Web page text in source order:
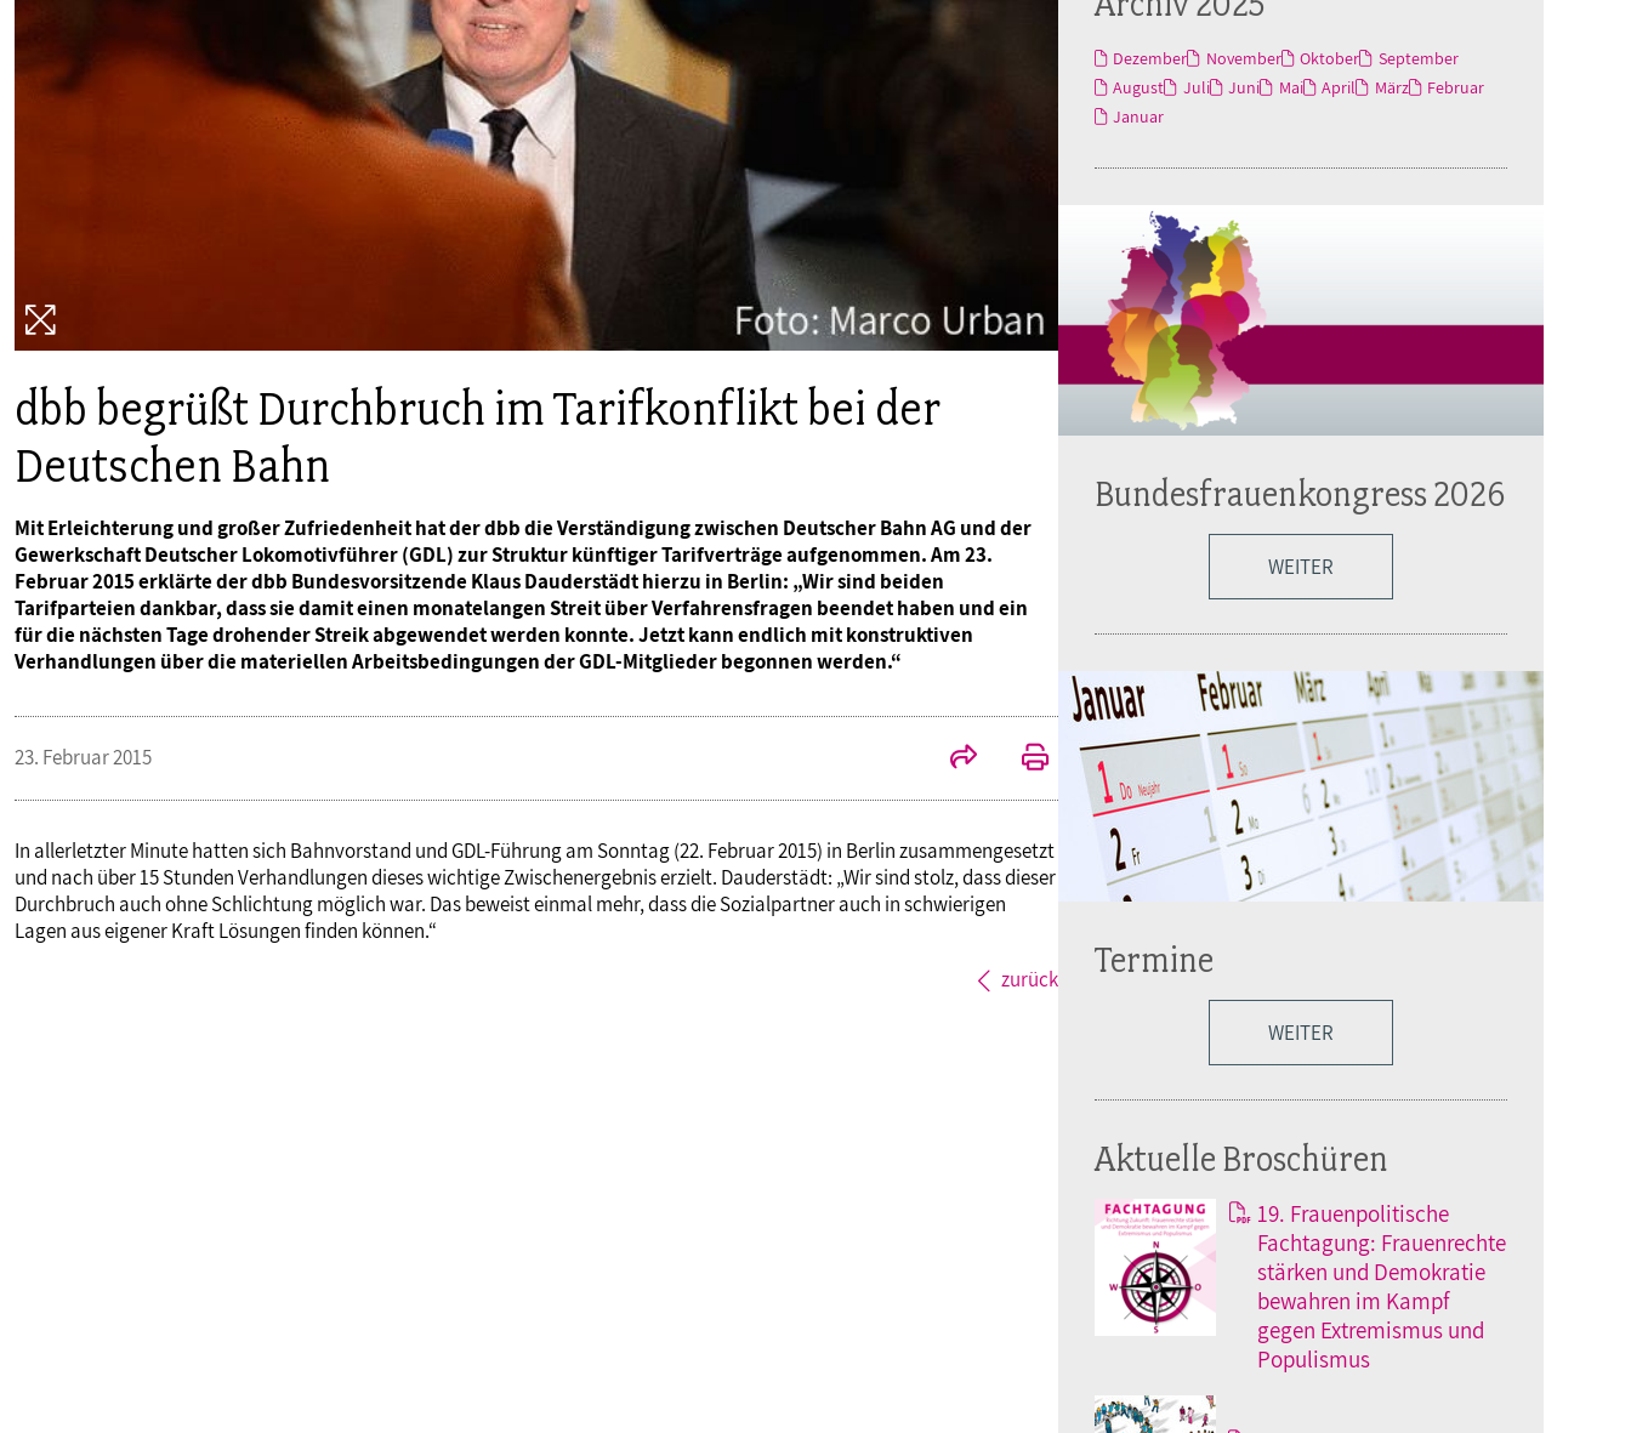
Mitgliedsgewerkschaften
Kooperationen
Alterssicherung
Bildung
Gesundheit
Gender Budgeting
Europa
Digitalisierung
Frauenrecht kompakt
PUBLIKATIONEN
TERMINE & VERANSTALTUNGEN
Seminare
Akademie
Verlag
dbb begrüßt Durchbruch im Tarifkonflikt bei der
Deutschen Bahn
Mit Erleichterung und großer Zufriedenheit hat der dbb die Verständigung zwischen Deutscher Bahn AG und der
Gewerkschaft Deutscher Lokomotivführer (GDL) zur Struktur künftiger Tarifverträge aufgenommen. Am 23.
Februar 2015 erklärte der dbb Bundesvorsitzende Klaus Dauderstädt hierzu in Berlin: „Wir sind beiden
Tarifparteien dankbar, dass sie damit einen monatelangen Streit über Verfahrensfragen beendet haben und ein
für die nächsten Tage drohender Streik abgewendet werden konnte. Jetzt kann endlich mit konstruktiven
Verhandlungen über die materiellen Arbeitsbedingungen der GDL-Mitglieder begonnen werden.“
23. Februar 2015
In allerletzter Minute hatten sich Bahnvorstand und GDL-Führung am Sonntag (22. Februar 2015) in Berlin zusammengesetzt
und nach über 15 Stunden Verhandlungen dieses wichtige Zwischenergebnis erzielt. Dauderstädt: „Wir sind stolz, dass dieser
Durchbruch auch ohne Schlichtung möglich war. Das beweist einmal mehr, dass die Sozialpartner auch in schwierigen
Lagen aus eigener Kraft Lösungen finden können.“
zurück
Dezember November Oktober
September
August
Juli Juni Mai April März
Februar
Januar
Bundesfrauenkongress 2026
WEITER
Termine
WEITER
Aktuelle Broschüren
19. Frauenpolitische
Fachtagung: Frauenrechte
stärken und Demokratie
bewahren im Kampf
gegen Extremismus und
Populismus